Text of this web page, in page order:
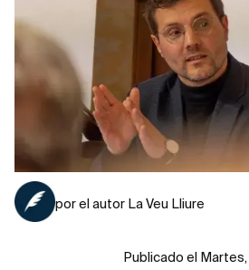
por el autor La Veu Lliure
Publicado el